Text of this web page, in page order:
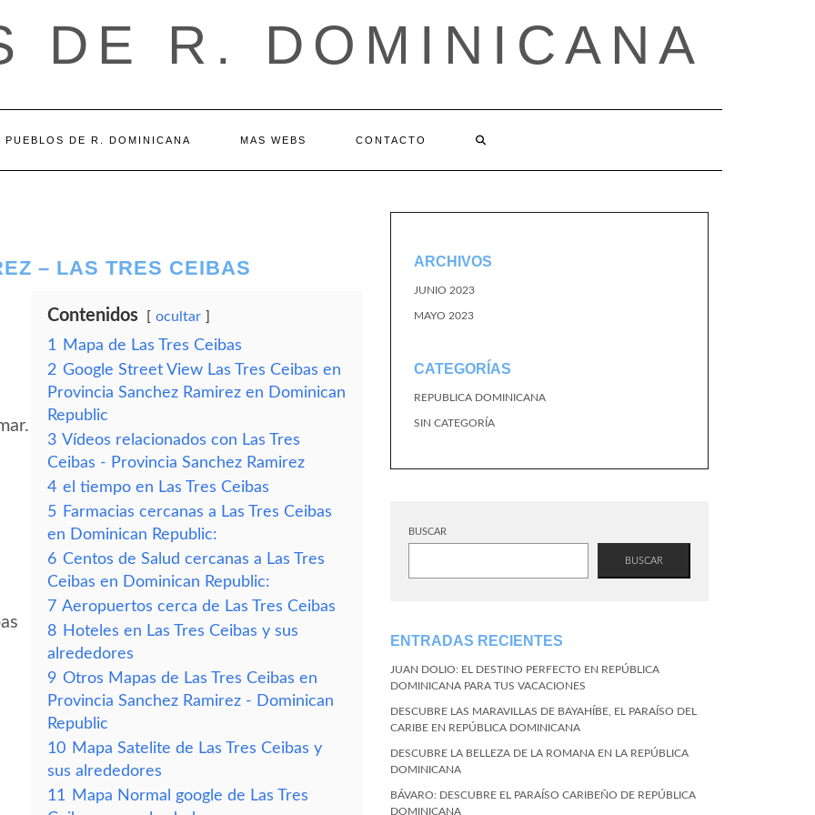
DE R. DOMINICANA
PUEBLOS DE R. DOMINICANA MAS WEBS CONTACTO
– LAS TRES CEIBAS
Contenidos ocultar
1
Mapa de Las Tres Ceibas
2 Google Street View Las Tres Ceibas en
Provincia Sanchez Ramirez en Dominican
Republic
3 Vídeos relacionados con Las Tres
Ceibas - Provincia Sanchez Ramirez
4 el tiempo en Las Tres Ceibas
5 Farmacias cercanas a Las Tres Ceibas
en Dominican Republic:
6 Centos de Salud cercanas a Las Tres
Ceibas en Dominican Republic:
7 Aeropuertos cerca de Las Tres Ceibas
8 Hoteles en Las Tres Ceibas y sus
alrededores
9 Otros Mapas de Las Tres Ceibas en
Provincia Sanchez Ramirez - Dominican
Republic
10 Mapa Satelite de Las Tres Ceibas y
sus alrededores
11
Mapa Normal google de Las Tres
ARCHIVOS
JUNIO 2023
MAYO 2023
CATEGORÍAS
REPUBLICA DOMINICANA
SIN CATEGORÍA
BUSCAR
BUSCAR
ENTRADAS RECIENTES
JUAN DOLIO: EL DESTINO PERFECTO EN REPÚBLICA
DOMINICANA PARA TUS VACACIONES
DESCUBRE LAS MARAVILLAS DE BAYAHÍBE, EL PARAÍSO DEL
CARIBE EN REPÚBLICA DOMINICANA
DESCUBRE LA BELLEZA DE LA ROMANA EN LA REPÚBLICA
DOMINICANA
BÁVARO: DESCUBRE EL PARAÍSO CARIBEÑO DE REPÚBLICA
DOMINICANA